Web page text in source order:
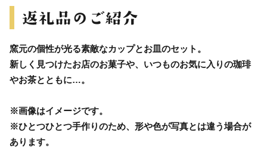
窯元の個性が光る素敵なカップとお皿のセット。
新しく見つけたお店のお菓子や、いつものお気に入りの珈琲
やお茶とともに…。
※画像はイメージです。
※ひとつひとつ手作りのため、形や色が写真とは違う場合が
あります。